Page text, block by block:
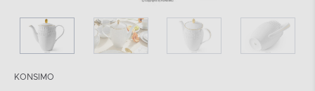
KONSIMO